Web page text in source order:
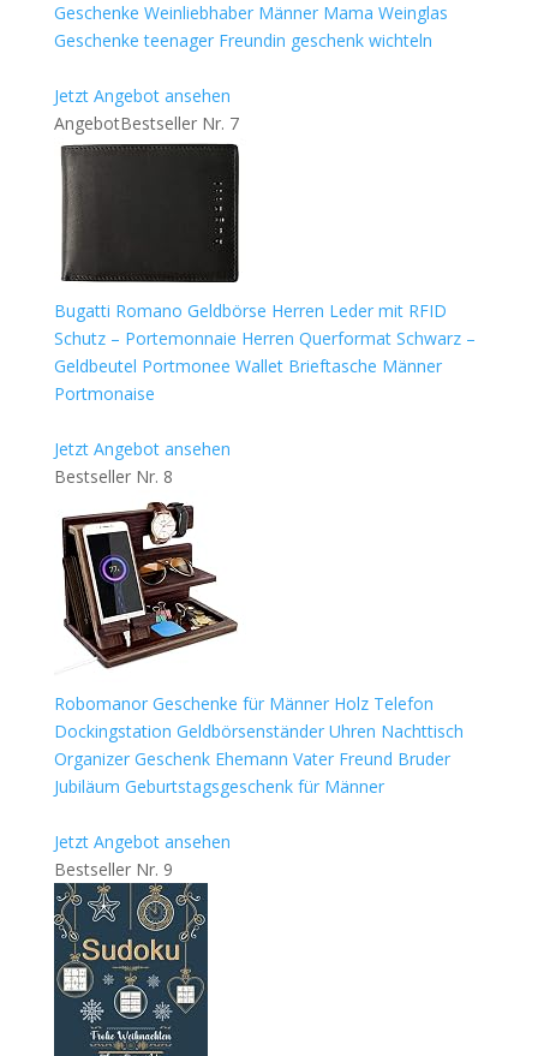
Geschenke Weinliebhaber Männer Mama Weinglas
Geschenke teenager Freundin geschenk wichteln
Jetzt Angebot ansehen
AngebotBestseller Nr. 7
Bugatti Romano Geldbörse Herren Leder mit RFID
Schutz – Portemonnaie Herren Querformat Schwarz –
Geldbeutel Portmonee Wallet Brieftasche Männer
Portmonaise
Jetzt Angebot ansehen
Bestseller Nr. 8
Robomanor Geschenke für Männer Holz Telefon
Dockingstation Geldbörsenständer Uhren Nachttisch
Organizer Geschenk Ehemann Vater Freund Bruder
Jubiläum Geburtstagsgeschenk für Männer
Jetzt Angebot ansehen
Bestseller Nr. 9